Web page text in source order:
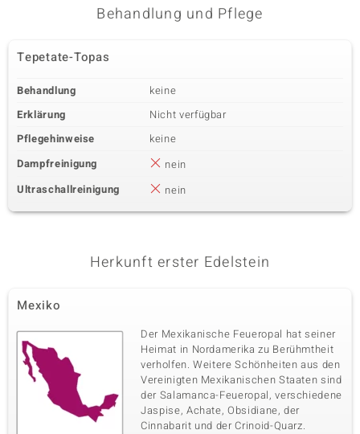
Behandlung und Pflege
Tepetate-Topas
Behandlung
keine
Erklärung
Nicht verfügbar
Pflegehinweise
keine
Dampfreinigung
nein
Ultraschallreinigung
nein
Herkunft erster Edelstein
Mexiko
Der Mexikanische Feueropal hat seiner
Heimat in Nordamerika zu Berühmtheit
verholfen. Weitere Schönheiten aus den
Vereinigten Mexikanischen Staaten sind
der Salamanca-Feueropal, verschiedene
Jaspise, Achate, Obsidiane, der
Cinnabarit und der Crinoid-Quarz.